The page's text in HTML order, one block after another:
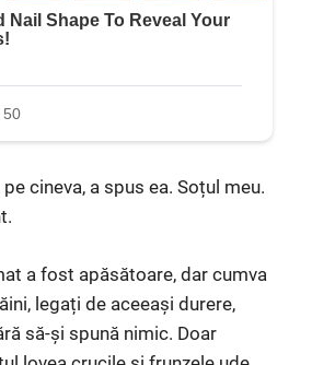
cineva, a spus ea. Soțul meu.
a fost apăsătoare, dar cumva
legați de aceeași durere,
să-și spună nimic. Doar